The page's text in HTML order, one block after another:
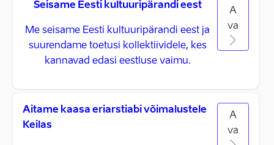
Seisame Eesti kultuuripärandi eest
Me seisame Eesti kultuuripärandi eest ja
suurendame toetusi kollektiividele, kes
kannavad edasi eestluse vaimu.
A
va
Aitame kaasa eriarstiabi võimalustele
Keilas
A
va